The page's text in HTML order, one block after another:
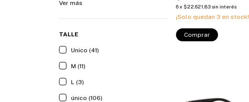
Ver más
TALLE
Unico (41)
M (11)
L (3)
único (106)
6x $22.621,83 sin interés
¡Solo quedan 3 en stock!
Comprar